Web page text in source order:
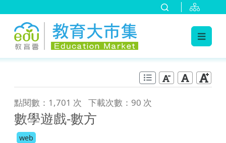
點閱數：1,701 次 下載次數：90 次
數學遊戲-數方
web